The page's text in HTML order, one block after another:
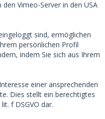
Vimeo-Server in den USA
sind, ermöglichen
persönlichen Profil
indem Sie sich aus Ihrem
einer ansprechenden
Dies stellt ein berechtigtes
f DSGVO dar.